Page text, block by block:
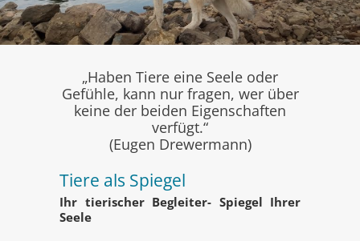
„Haben Tiere eine Seele oder
Gefühle, kann nur fragen, wer über
keine der beiden Eigenschaften
verfügt.“
(Eugen Drewermann)
Tiere als Spiegel
Ihr tierischer Begleiter- Spiegel Ihrer
Seele